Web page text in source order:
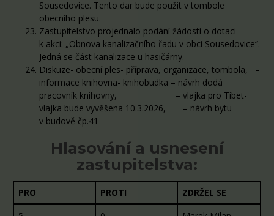
Sousedovice. Tento dar bude použit v tombole
obecního plesu.
Zastupitelstvo projednalo podání žádosti o dotaci
k akci: „Obnova kanalizačního řadu v obci Sousedovice“.
Jedná se část kanalizace u hasičárny.
Diskuze- obecní ples- příprava, organizace, tombola, –
informace knihovna- knihobudka – návrh dodá
pracovník knihovny, – vlajka pro Tibet-
vlajka bude vyvěšena 10.3.2026, – návrh bytu
v budově čp.41
Hlasování a usnesení
zastupitelstva:
PRO PROTI
ZDRŽEL SE